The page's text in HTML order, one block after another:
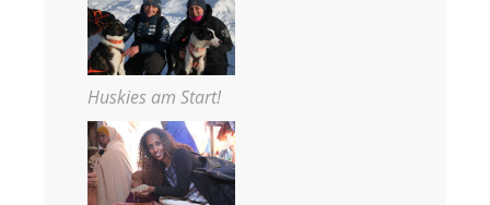
Huskies am Start!